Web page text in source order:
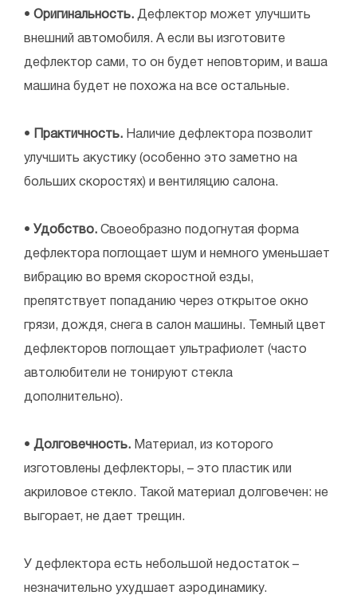
• Оригинальность. Дефлектор может улучшить
внешний автомобиля. А если вы изготовите
дефлектор сами, то он будет неповторим, и ваша
машина будет не похожа на все остальные.
• Практичность. Наличие дефлектора позволит
улучшить акустику (особенно это заметно на
больших скоростях) и вентиляцию салона.
• Удобство. Своеобразно подогнутая форма
дефлектора поглощает шум и немного уменьшает
вибрацию во время скоростной езды,
препятствует попаданию через открытое окно
грязи, дождя, снега в салон машины. Темный цвет
дефлекторов поглощает ультрафиолет (часто
автолюбители не тонируют стекла
дополнительно).
• Долговечность. Материал, из которого
изготовлены дефлекторы, – это пластик или
акриловое стекло. Такой материал долговечен: не
выгорает, не дает трещин.
У дефлектора есть небольшой недостаток –
незначительно ухудшает аэродинамику.